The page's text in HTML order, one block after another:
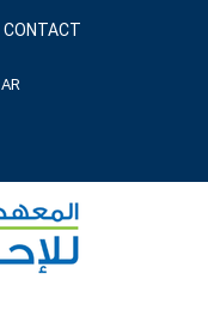
CONTACT
AR